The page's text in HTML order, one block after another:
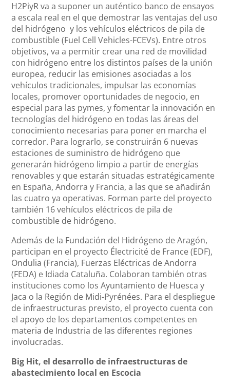
H2PiyR va a suponer un auténtico banco de ensayos
a escala real en el que demostrar las ventajas del uso
del hidrógeno y los vehículos eléctricos de pila de
combustible (Fuel Cell Vehicles-FCEVs). Entre otros
objetivos, va a permitir crear una red de movilidad
con hidrógeno entre los distintos países de la unión
europea, reducir las emisiones asociadas a los
vehículos tradicionales, impulsar las economías
locales, promover oportunidades de negocio, en
especial para las pymes, y fomentar la innovación en
tecnologías del hidrógeno en todas las áreas del
conocimiento necesarias para poner en marcha el
corredor. Para lograrlo, se construirán 6 nuevas
estaciones de suministro de hidrógeno que
generarán hidrógeno limpio a partir de energías
renovables y que estarán situadas estratégicamente
en España, Andorra y Francia, a las que se añadirán
las cuatro ya operativas. Forman parte del proyecto
también 16 vehículos eléctricos de pila de
combustible de hidrógeno.
Además de la Fundación del Hidrógeno de Aragón,
participan en el proyecto Électricité de France (EDF),
Ondulia (Francia), Fuerzas Eléctricas de Andorra
(FEDA) e Idiada Cataluña. Colaboran también otras
instituciones como los Ayuntamiento de Huesca y
Jaca o la Región de Midi-Pyrénées. Para el despliegue
de infraestructuras previsto, el proyecto cuenta con
el apoyo de los departamentos competentes en
materia de Industria de las diferentes regiones
involucradas.
Big Hit, el desarrollo de infraestructuras de
abastecimiento local en Escocia